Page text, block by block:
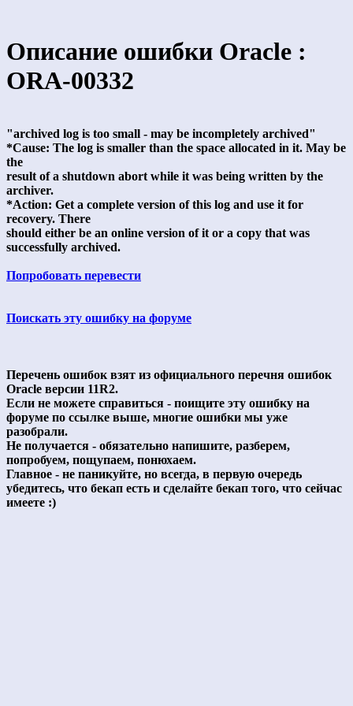
Описание ошибки Oracle :
ORA-00332
"archived log is too small - may be incompletely archived"
*Cause: The log is smaller than the space allocated in it. May be
the
result of a shutdown abort while it was being written by the
archiver.
*Action: Get a complete version of this log and use it for
recovery. There
should either be an online version of it or a copy that was
successfully archived.
Попробовать перевести
Поискать эту ошибку на форуме
Перечень ошибок взят из официального перечня ошибок
Oracle версии 11R2.
Если не можете справиться - поищите эту ошибку на
форуме по ссылке выше, многие ошибки мы уже
разобрали.
Не получается - обязательно напишите, разберем,
попробуем, пощупаем, понюхаем.
Главное - не паникуйте, но всегда, в первую очередь
убедитесь, что бекап есть и сделайте бекап того, что сейчас
имеете :)